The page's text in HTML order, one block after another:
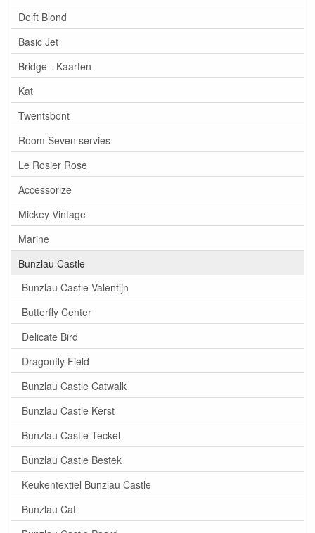
Delft Blond
Basic Jet
Bridge - Kaarten
Kat
Twentsbont
Room Seven servies
Le Rosier Rose
Accessorize
Mickey Vintage
Marine
Bunzlau Castle
Bunzlau Castle Valentijn
Butterfly Center
Delicate Bird
Dragonfly Field
Bunzlau Castle Catwalk
Bunzlau Castle Kerst
Bunzlau Castle Teckel
Bunzlau Castle Bestek
Keukentextiel Bunzlau Castle
Bunzlau Cat